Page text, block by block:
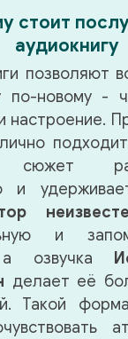
стоит
аудиокнигу
позволяют
по-новому -
настроение.
сюжет
и
и
озвучка
делает её
Такой